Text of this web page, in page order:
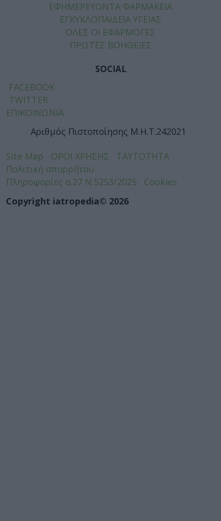
ΕΦΗΜΕΡΕΥΟΝΤΑ ΦΑΡΜΑΚΕΙΑ
ΕΓΚΥΚΛΟΠΑΙΔΕΙΑ ΥΓΕΙΑΣ
ΟΛΕΣ ΟΙ ΕΦΑΡΜΟΓΕΣ
ΠΡΩΤΕΣ ΒΟΗΘΕΙΕΣ
SOCIAL
FACEBOOK
TWITTER
ΕΠΙΚΟΙΝΩΝΙΑ
Αριθμός Πιστοποίησης Μ.Η.Τ.242021
Site Map ΟΡΟΙ ΧΡΗΣΗΣ
ΤΑΥΤΟΤΗΤΑ
Πολιτική απορρήτου
Πληροφορίες α.27 Ν.5253/2025
Cookies
Copyright iatropedia© 2026